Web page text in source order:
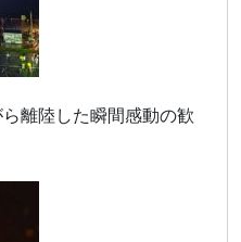
離陸した瞬間感動の歓